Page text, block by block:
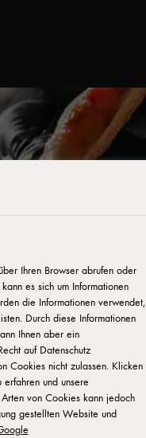
Ihren Browser abrufen oder
es sich um Informationen
die Informationen verwendet,
Durch diese Informationen
Ihnen aber ein
auf Datenschutz
Cookies nicht zulassen. Klicken
und unsere
von Cookies kann jedoch
gestellten Website und